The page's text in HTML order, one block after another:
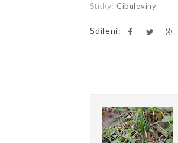
Štítky: Cibuloviny
Sdílení: